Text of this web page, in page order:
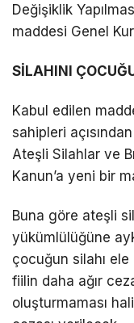
Değişiklik
maddesi Genel
SİLAHINI
Kabul edilen
sahipleri
Ateşli Silahlar ve
Kanun’a yeni bir
Buna göre ateşli
yükümlülüğüne
çocuğun silahı
fiilin daha ağır
oluşturmaması